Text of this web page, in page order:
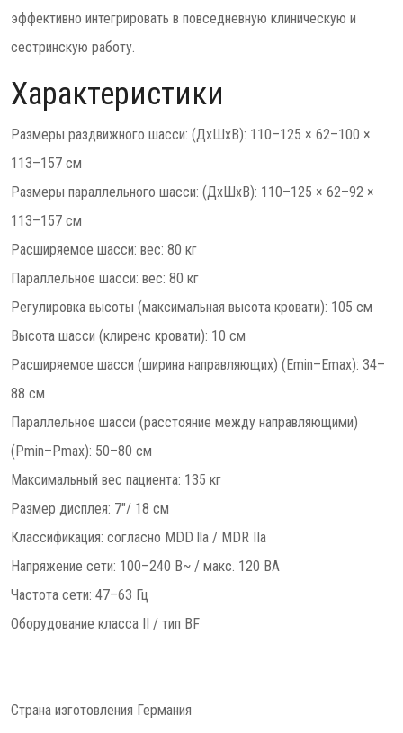
эффективно интегрировать в повседневную клиническую и
сестринскую работу.
Характеристики
Размеры раздвижного шасси: (ДхШхВ): 110–125 × 62–100 ×
113–157 см
Размеры параллельного шасси: (ДхШхВ): 110–125 × 62–92 ×
113–157 см
Расширяемое шасси: вес: 80 кг
Параллельное шасси: вес: 80 кг
Регулировка высоты (максимальная высота кровати): 105 см
Высота шасси (клиренс кровати): 10 см
Расширяемое шасси (ширина направляющих) (Emin–Emax): 34–
88 см
Параллельное шасси (расстояние между направляющими)
(Pmin–Pmax): 50–80 см
Максимальный вес пациента: 135 кг
Размер дисплея: 7″/ 18 см
Классификация: согласно MDD lla / MDR IIa
Напряжение сети: 100–240 В~ / макс. 120 ВА
Частота сети: 47–63 Гц
Оборудование класса II / тип BF
Страна изготовления Германия